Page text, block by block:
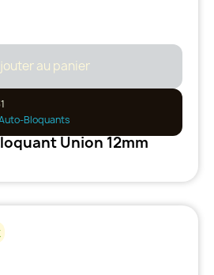
au panier
Bloquants
Union 12mm